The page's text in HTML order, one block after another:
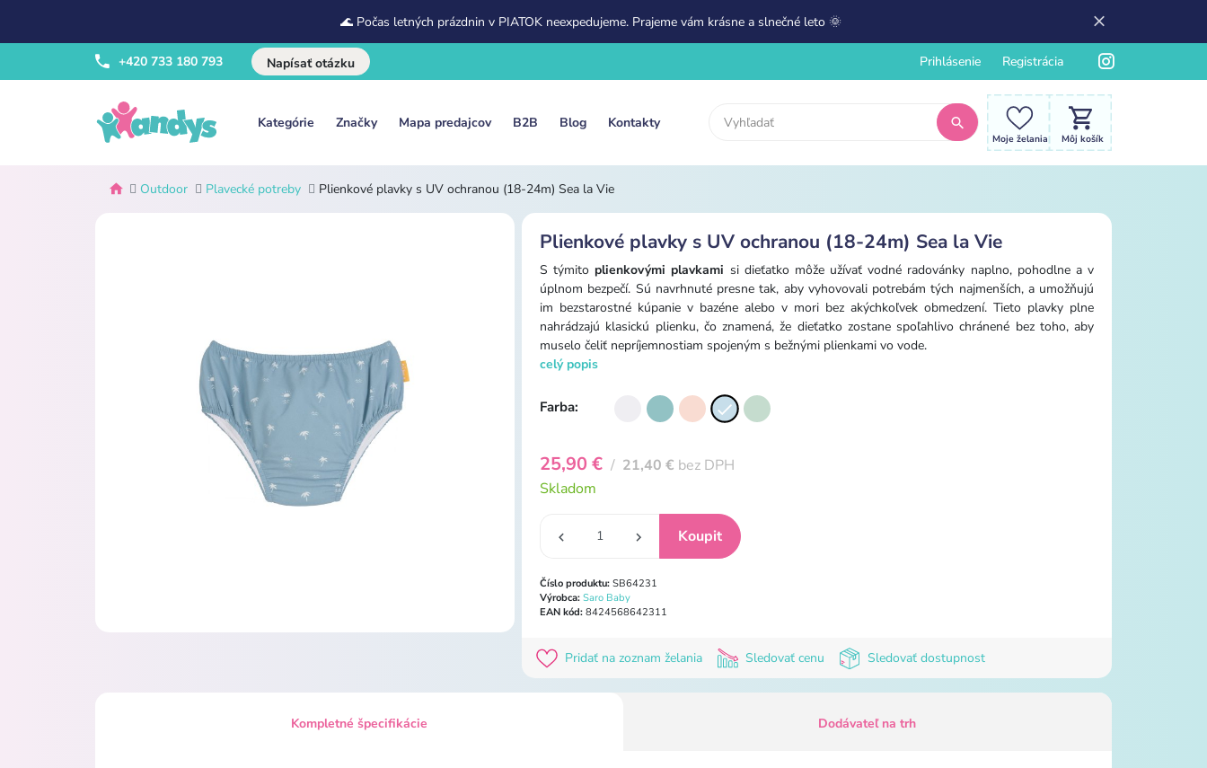
🌊 Počas letných prázdnin v PIATOK neexpedujeme. Prajeme vám krásne a slnečné leto 🌞
+420 733 180 793 Napísať otázku Prihlásenie Registrácia
Kategórie Značky Mapa predajcov B2B Blog Kontakty
Moje želania Môj košík
Outdoor Plavecké potreby Plienkové plavky s UV ochranou (18-24m) Sea la Vie
Plienkové plavky s UV ochranou (18-24m) Sea la Vie
S týmito plienkovými plavkami si dieťatko môže užívať vodné radovánky naplno, pohodlne a v
úplnom bezpečí. Sú navrhnuté presne tak, aby vyhovovali potrebám tých najmenších, a umožňujú
im bezstarostné kúpanie v bazéne alebo v mori bez akýchkoľvek obmedzení. Tieto plavky plne
nahrádzajú klasickú plienku, čo znamená, že dieťatko zostane spoľahlivo chránené bez toho, aby
muselo čeliť nepríjemnostiam spojeným s bežnými plienkami vo vode.
celý popis
Farba:
25,90 € / 21,40 € bez DPH
Skladom
Číslo produktu: SB64231
Výrobca: Saro Baby
EAN kód: 8424568642311
Pridať na zoznam želania Sledovať cenu Sledovať dostupnost
Kompletné špecifikácie Dodávateľ na trh